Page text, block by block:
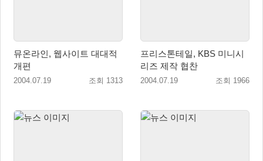
뮤온라인, 웹사이트 대대적
개편
2004.07.19 조회 1313
프리스톤테일, KBS 미니시
리즈 제작 협찬
2004.07.19 조회 1966